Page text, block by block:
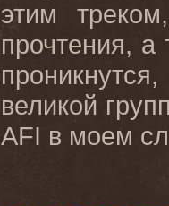
этим
прочтения, а
великой
AFI в моем